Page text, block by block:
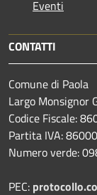
Eventi
CONTATTI
Comune di Paola
Largo Monsignor
Codice Fiscale:
Partita IVA:
Numero verde:
PEC: